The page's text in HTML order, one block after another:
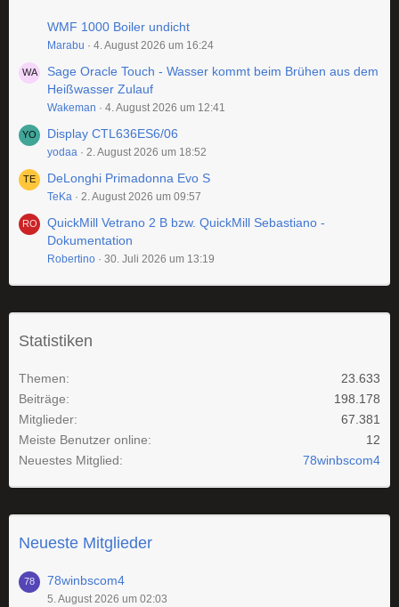
WMF 1000 Boiler undicht
Marabu 4. August 2026 um 16:24
Sage Oracle Touch - Wasser kommt beim Brühen aus dem
Heißwasser Zulauf
Wakeman 4. August 2026 um 12:41
Display CTL636ES6/06
yodaa 2. August 2026 um 18:52
DeLonghi Primadonna Evo S
TeKa 2. August 2026 um 09:57
QuickMill Vetrano 2 B bzw. QuickMill Sebastiano -
Dokumentation
Robertino 30. Juli 2026 um 13:19
Statistiken
Themen
23.633
Beiträge
198.178
Mitglieder
67.381
Meiste Benutzer online
12
Neuestes Mitglied
78winbscom4
Neueste Mitglieder
78winbscom4
5. August 2026 um 02:03